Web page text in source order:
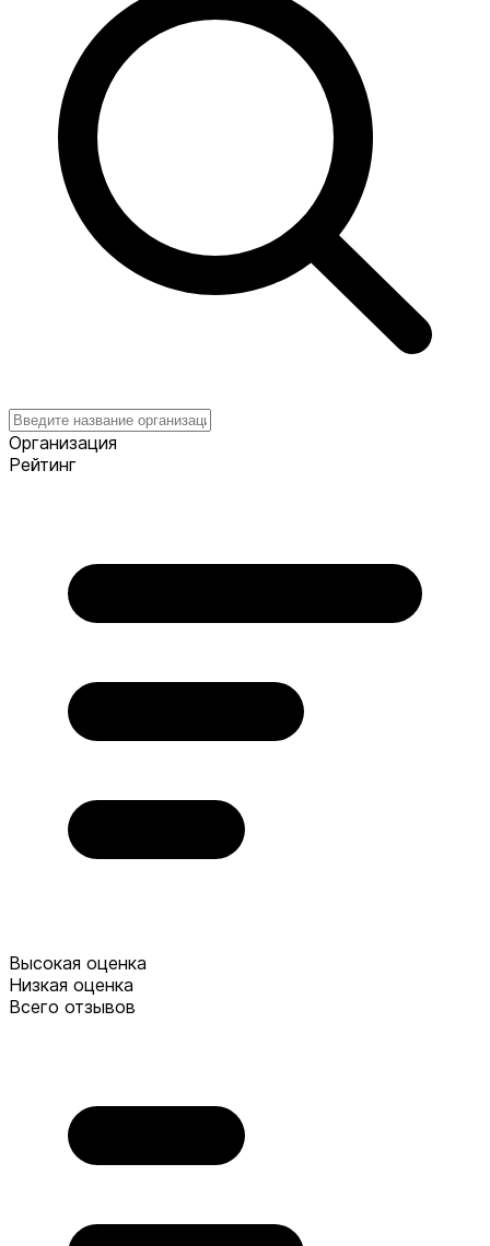
Организация
Рейтинг
Высокая оценка
Низкая оценка
Всего отзывов